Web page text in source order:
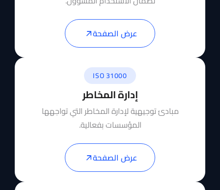
عرض الصفحة
ISO 31000
إدارة المخاطر
مبادئ توجيهية لإدارة المخاطر التي تواجهها
المؤسسات بفعالية.
عرض الصفحة